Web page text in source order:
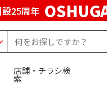
設25周年
店舗・チラシ検
索